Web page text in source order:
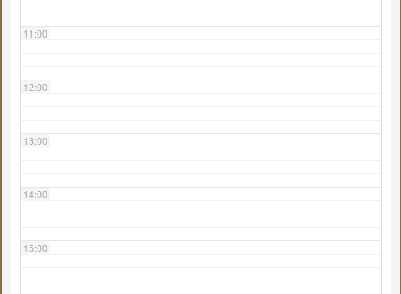
11:00
12:00
13:00
14:00
15:00